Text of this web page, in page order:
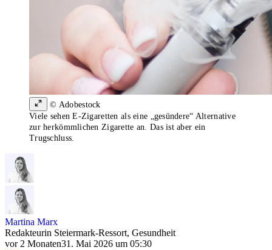
© Adobestock
Viele sehen E-Zigaretten als eine „gesündere“ Alternative
zur herkömmlichen Zigarette an. Das ist aber ein
Trugschluss.
Martina Marx
Redakteurin Steiermark-Ressort, Gesundheit
vor 2 Monaten31. Mai 2026 um 05:30